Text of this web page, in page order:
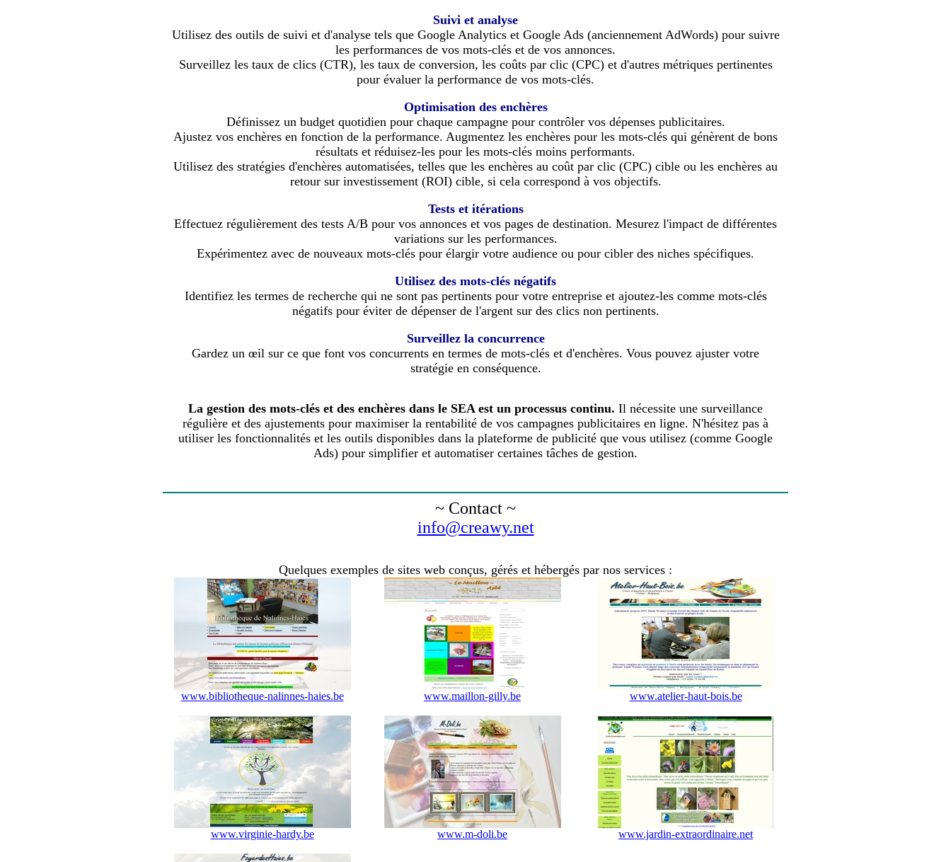
Suivi et analyse
Utilisez des outils de suivi et d'analyse tels que Google Analytics et Google Ads (anciennement AdWords) pour suivre
les performances de vos mots-clés et de vos annonces.
Surveillez les taux de clics (CTR), les taux de conversion, les coûts par clic (CPC) et d'autres métriques pertinentes
pour évaluer la performance de vos mots-clés.
Optimisation des enchères
Définissez un budget quotidien pour chaque campagne pour contrôler vos dépenses publicitaires.
Ajustez vos enchères en fonction de la performance. Augmentez les enchères pour les mots-clés qui génèrent de bons
résultats et réduisez-les pour les mots-clés moins performants.
Utilisez des stratégies d'enchères automatisées, telles que les enchères au coût par clic (CPC) cible ou les enchères au
retour sur investissement (ROI) cible, si cela correspond à vos objectifs.
Tests et itérations
Effectuez régulièrement des tests A/B pour vos annonces et vos pages de destination. Mesurez l'impact de différentes
variations sur les performances.
Expérimentez avec de nouveaux mots-clés pour élargir votre audience ou pour cibler des niches spécifiques.
Utilisez des mots-clés négatifs
Identifiez les termes de recherche qui ne sont pas pertinents pour votre entreprise et ajoutez-les comme mots-clés
négatifs pour éviter de dépenser de l'argent sur des clics non pertinents.
Surveillez la concurrence
Gardez un œil sur ce que font vos concurrents en termes de mots-clés et d'enchères. Vous pouvez ajuster votre
stratégie en conséquence.
La gestion des mots-clés et des enchères dans le SEA est un processus continu. Il nécessite une surveillance
régulière et des ajustements pour maximiser la rentabilité de vos campagnes publicitaires en ligne. N'hésitez pas à
utiliser les fonctionnalités et les outils disponibles dans la plateforme de publicité que vous utilisez (comme Google
Ads) pour simplifier et automatiser certaines tâches de gestion.
~ Contact ~
info@creawy.net
Quelques exemples de sites web conçus, gérés et hébergés par nos services :
www.bibliotheque-nalinnes-haies.be www.maillon-gilly.be www.atelier-haut-bois.be
www.virginie-hardy.be www.m-doli.be www.jardin-extraordinaire.net